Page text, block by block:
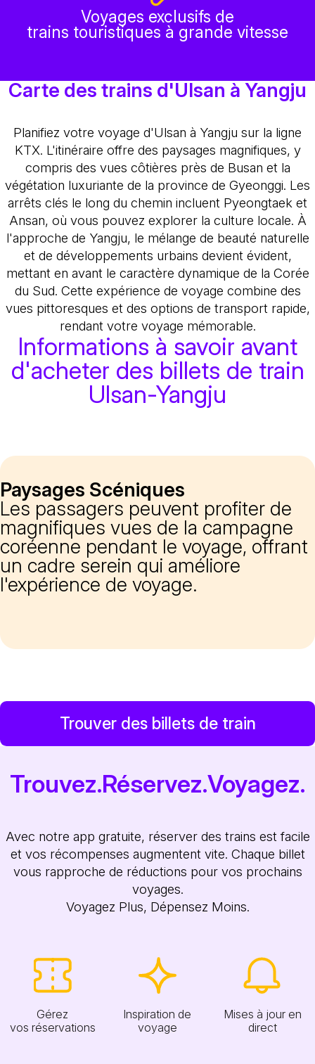
Voyages exclusifs de
trains touristiques à grande vitesse
Carte des trains d'Ulsan à Yangju
Planifiez votre voyage d'Ulsan à Yangju sur la ligne
KTX. L'itinéraire offre des paysages magnifiques, y
compris des vues côtières près de Busan et la
végétation luxuriante de la province de Gyeonggi. Les
arrêts clés le long du chemin incluent Pyeongtaek et
Ansan, où vous pouvez explorer la culture locale. À
l'approche de Yangju, le mélange de beauté naturelle
et de développements urbains devient évident,
mettant en avant le caractère dynamique de la Corée
du Sud. Cette expérience de voyage combine des
vues pittoresques et des options de transport rapide,
rendant votre voyage mémorable.
Informations à savoir avant
d'acheter des billets de train
Ulsan-Yangju
Paysages Scéniques
Les passagers peuvent profiter de
magnifiques vues de la campagne
coréenne pendant le voyage, offrant
un cadre serein qui améliore
l'expérience de voyage.
Trouver des billets de train
Trouvez.Réservez.Voyagez.
Avec notre app gratuite, réserver des trains est facile
et vos récompenses augmentent vite. Chaque billet
vous rapproche de réductions pour vos prochains
voyages.
Voyagez Plus, Dépensez Moins.
Gérez
vos réservations
Inspiration de
voyage
Mises à jour en
direct